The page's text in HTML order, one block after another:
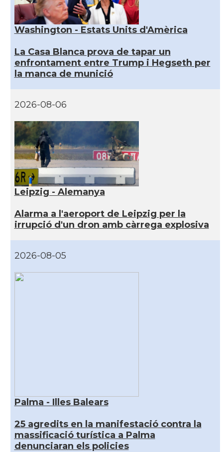
Washington - Estats Units d'Amèrica
La Casa Blanca prova de tapar un
enfrontament entre Trump i Hegseth per
la manca de munició
2026-08-06
Leipzig - Alemanya
Alarma a l'aeroport de Leipzig per la
irrupció d'un dron amb càrrega explosiva
2026-08-05
Palma - Illes Balears
25 agredits en la manifestació contra la
massificació turística a Palma
denunciaran els policies